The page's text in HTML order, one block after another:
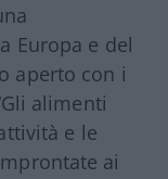
Europa e del
aperto con i
alimenti
e le
ai